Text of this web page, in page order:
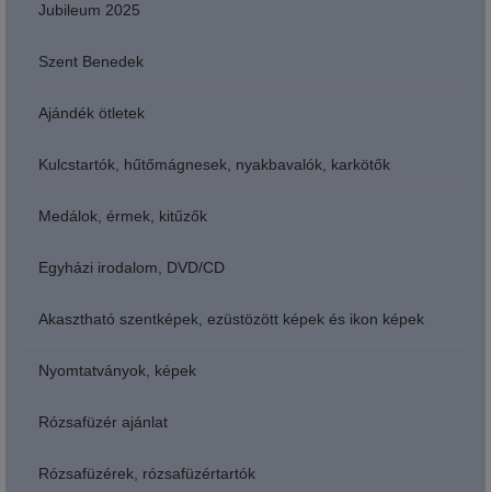
Jubileum 2025
Szent Benedek
Ajándék ötletek
Kulcstartók, hűtőmágnesek, nyakbavalók, karkötők
Medálok, érmek, kitűzők
Egyházi irodalom, DVD/CD
Akasztható szentképek, ezüstözött képek és ikon képek
Nyomtatványok, képek
Rózsafüzér ajánlat
Rózsafüzérek, rózsafüzértartók